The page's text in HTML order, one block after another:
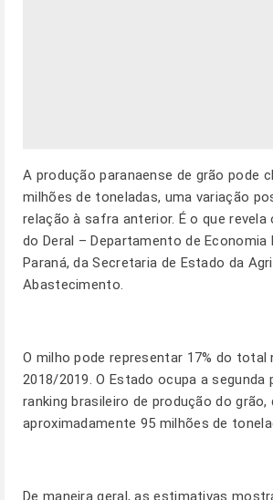
A produção paranaense de grão pode
milhões de toneladas, uma variação
relação à safra anterior. É o que
do Deral – Departamento de Economia
Paraná, da Secretaria de Estado da
Abastecimento.
O milho pode representar 17% do total
2018/2019. O Estado ocupa a segunda
ranking brasileiro de produção do grão,
aproximadamente 95 milhões de
De maneira geral, as estimativas